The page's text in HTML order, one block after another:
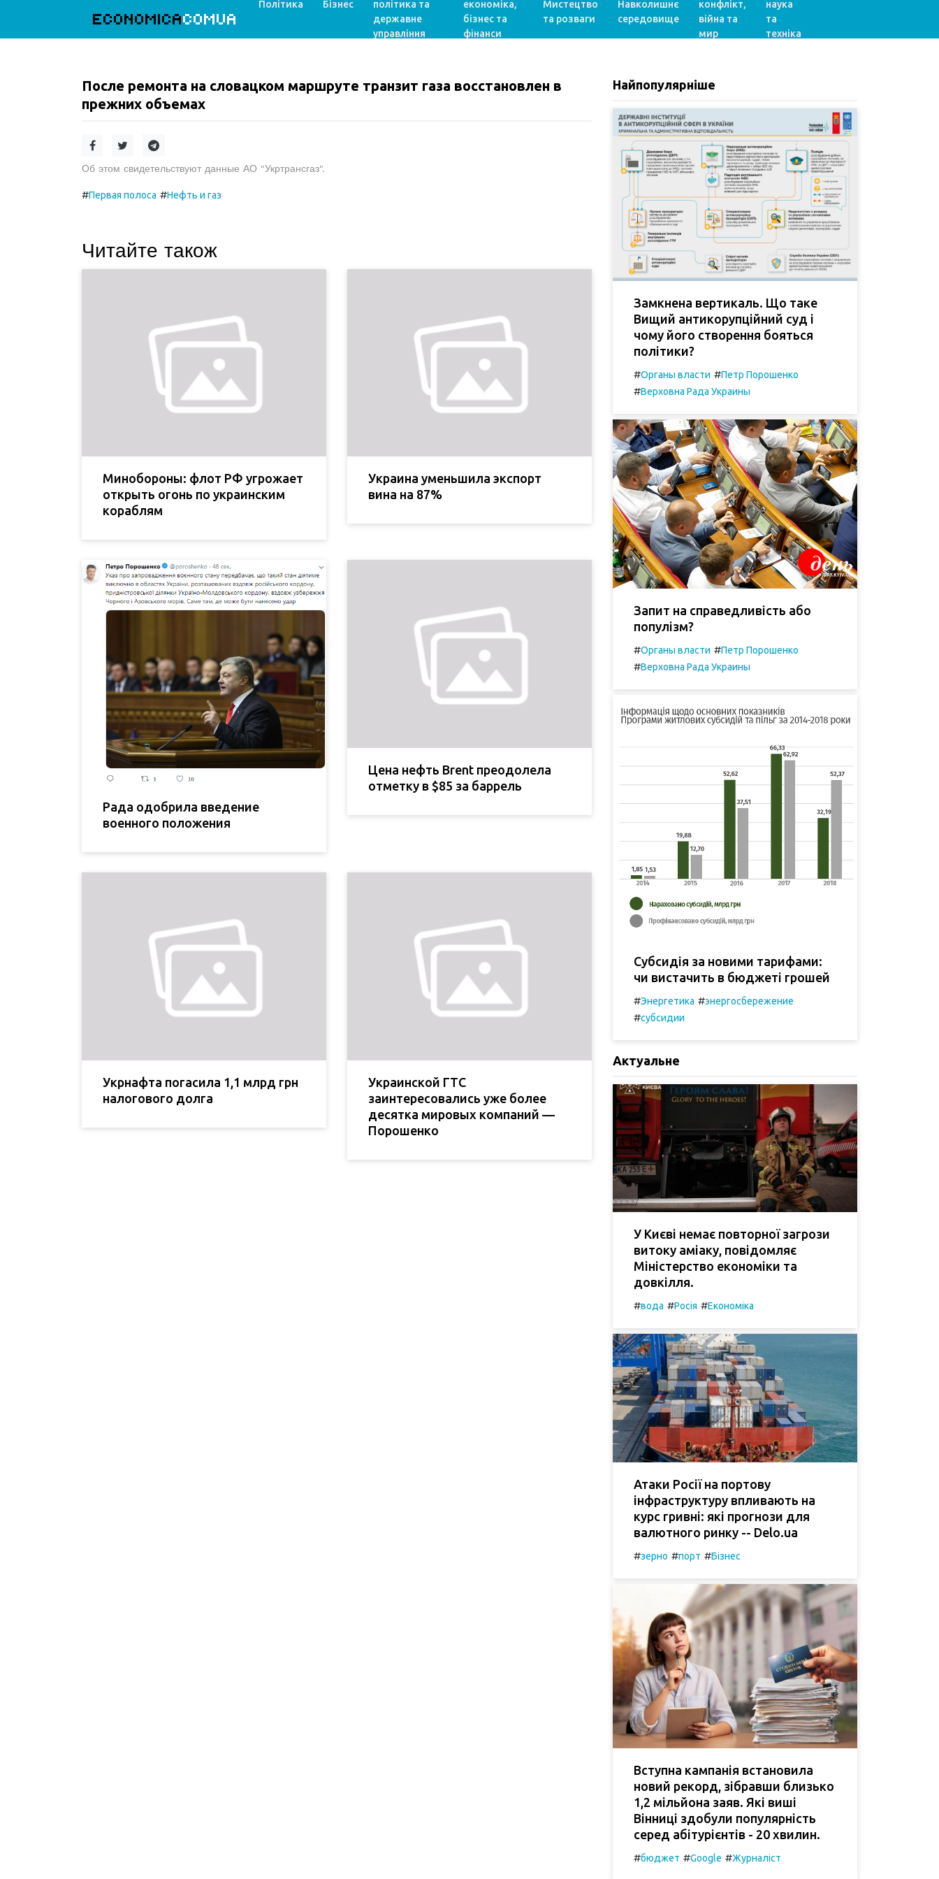
ECONOMICACOMUA
Політика Бізнес
політика та
державне
управління
економіка,
бізнес та
фінанси
Мистецтво
та розваги
Навколишнє
середовище
конфлікт,
війна та
мир
наука
та
техніка
После ремонта на словацком маршруте транзит газа восстановлен в
прежних объемах
Об этом свидетельствуют данные АО "Укртрансгаз".
#Первая полоса #Нефть и газ
Читайте також
Минобороны: флот РФ угрожает
открыть огонь по украинским
кораблям
Украина уменьшила экспорт
вина на 87%
Рада одобрила введение
военного положения
Цена нефть Brent преодолела
отметку в $85 за баррель
Укрнафта погасила 1,1 млрд грн
налогового долга
Украинской ГТС
заинтересовались уже более
десятка мировых компаний —
Порошенко
Найпопулярніше
Замкнена вертикаль. Що таке
Вищий антикорупційний суд і
чому його створення бояться
політики?
#Органы власти #Петр Порошенко
#Верховна Рада Украины
Запит на справедливість або
популізм?
#Органы власти #Петр Порошенко
#Верховна Рада Украины
Субсидія за новими тарифами:
чи вистачить в бюджеті грошей
#Энергетика #энергосбережение
#субсидии
Актуальне
У Києві немає повторної загрози
витоку аміаку, повідомляє
Міністерство економіки та
довкілля.
#вода #Росія #Економіка
Атаки Росії на портову
інфраструктуру впливають на
курс гривні: які прогнози для
валютного ринку -- Delo.ua
#зерно #порт #Бізнес
Вступна кампанія встановила
новий рекорд, зібравши близько
1,2 мільйона заяв. Які виші
Вінниці здобули популярність
серед абітурієнтів - 20 хвилин.
#бюджет #Google #Журналіст